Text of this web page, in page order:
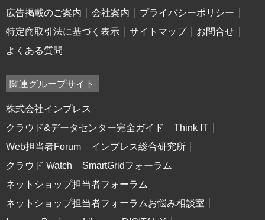
広告掲載のご案内
会社案内
プライバシーポリシー
特定商取引法に基づく表示
サイトマップ
お問合せ
よくある質問
関連グループサイト
株式会社インプレス
クラウド&データセンター完全ガイド
Think IT
Web担当者Forum
インプレス総合研究所
クラウド Watch
SmartGridフォーラム
ネットショップ担当者フォーラム
ネットショップ担当者フォーラムお悩み相談室